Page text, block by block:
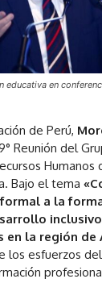
educativa en
de Perú,
Reunión del
Humanos
Bajo el tema
a la
en la región de
los esfuerzos